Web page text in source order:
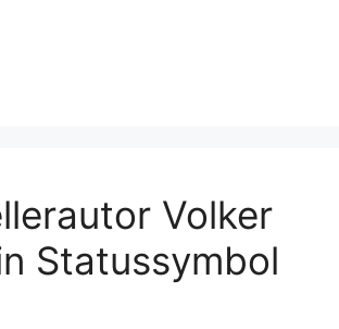
Volker
Statussymbol